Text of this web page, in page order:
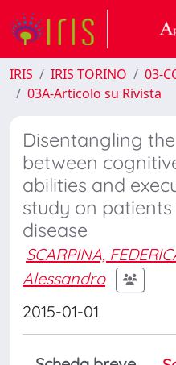
IRIS IRIS TORINO
03-
03A-Articolo su Rivista
Disentangling
between
abilities and
study on patients
disease
SCARPINA,
Alessandro
2015-01-01